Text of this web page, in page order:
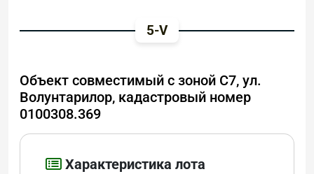
5-V
Объект совместимый с зоной C7, ул.
Волунтарилор, кадастровый номер
0100308.369
Характеристика лота